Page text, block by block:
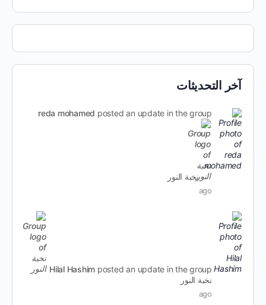
آخر التحديثات
reda mohamed posted an update in the group
نخبة النور
ago
Hilal Hashim posted an update in the group
نخبة النور
ago